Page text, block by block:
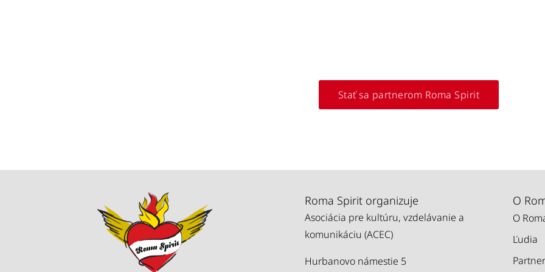
Stať sa partnerom Roma Spirit
Roma Spirit organizuje
Asociácia pre kultúru, vzdelávanie a
komunikáciu (ACEC)
Hurbanovo námestie 5
O
O
Ľudia